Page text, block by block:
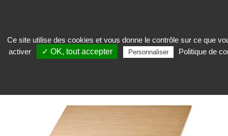
Conserver >Meuble à plans et tiroirs> Meuble à plans>Meuble à plans en
Ce site utilise des cookies et vous donne le contrôle sur ce que
activer
✓ OK, tout accepter Personnaliser Politique de